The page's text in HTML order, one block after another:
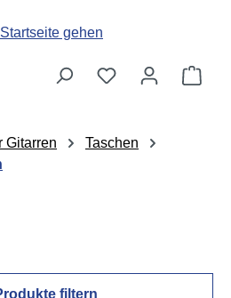
Gitarren
Taschen
filtern